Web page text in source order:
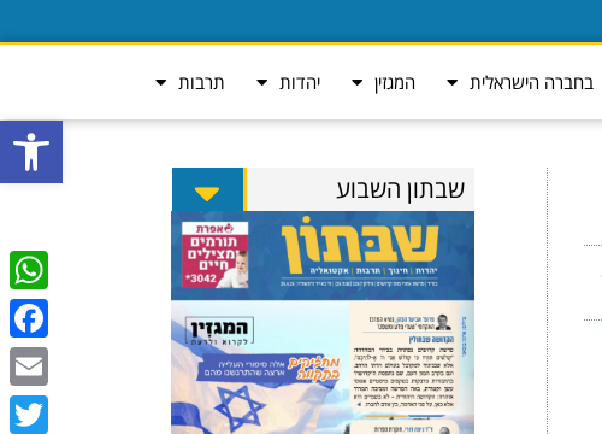
פתח
בחברה הישראלית המגזין יהדות תרבות
שבתון השבוע
Email